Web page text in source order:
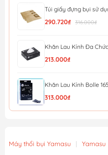
Túi giấy đựng bụi sử
290.720₫ 316.000₫
Khăn Lau Kính Đa
213.000₫
Khăn Lau Kính Bolle
313.000₫
Máy thổi bụi Yamasu | Yamasu